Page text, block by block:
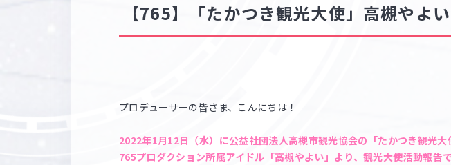
【765】「たかつき観光大使」高槻やよ
プロデューサーの皆さま、こんにちは！
2022年1月12日（水）に公益社団法人高槻市観光協会の「たかつき観光大
765プロダクション所属アイドル「高槻やよい」より、観光大使活動報告で